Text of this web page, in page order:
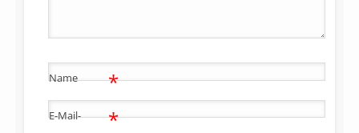
Name *
E-Mail-
*